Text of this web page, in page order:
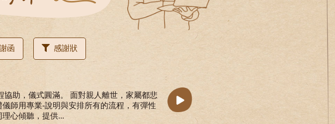
函 感謝狀
助，儀式圓滿。 面對親人離世，家屬都悲
師用專業-說明與安排所有的流程，有彈性
心傾聽，提供...